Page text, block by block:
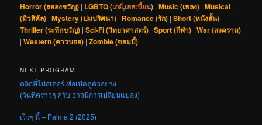
Horror (สยองขวัญ) | LGBTQ (เกย์,เลสเบี้ยน) |Music (เพลง) |Musical
(มิวสิคัล) |Mystery (ปมปริศนา) | Romance (รัก) |Short (หนังสั้น) |
Thriller (ระทึกขวัญ) |Sci-Fi (วิทยาศาสตร์) |Sport (กีฬา) |War (สงคราม)
|Western (คาวบอย) |Zombie (ซอมบี้)
NEXT PROGRAM
คลิกที่โปสเตอร์เพื่อเปิดดูตัวอย่าง
(วันที่คร่าวๆ ครับ อาจมีการเปลี่ยนแปลง)
เร็วๆ นี้ – Palma 2 (2025)